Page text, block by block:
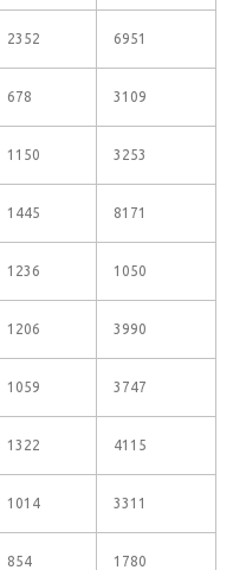
2352 6951
678 3109
1150 3253
1445 8171
1236 1050
1206 3990
1059 3747
1322 4115
1014 3311
854 1780